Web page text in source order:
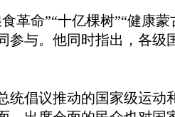
食革命”“十亿棵树”“健康
参与。他同时指出，各级
统倡议推动的国家级运